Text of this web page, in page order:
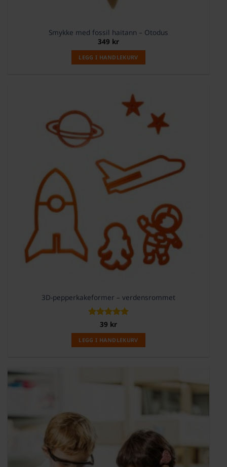
Smykke med fossil haitann – Otodus
349 kr
LEGG I HANDLEKURV
3D-pepperkakeformer – verdensrommet
Vurdert5
av 5
39 kr
LEGG I HANDLEKURV